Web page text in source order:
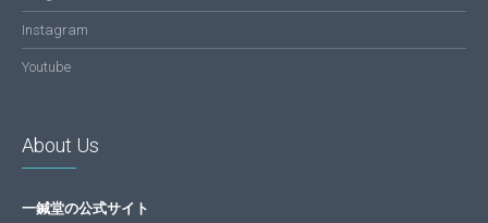
Instagram
Youtube
About Us
一鍼堂の公式サイト